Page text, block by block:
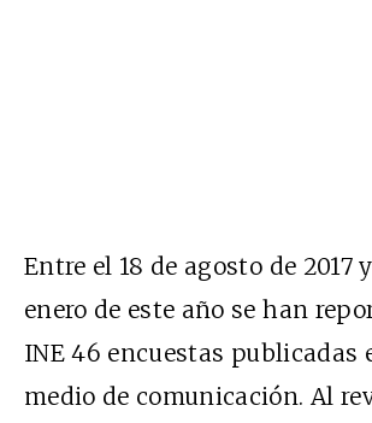
Entre el 18 de agosto de 2017
enero de este año se han
INE46 encuestas publicadas
medio de comunicación. Al